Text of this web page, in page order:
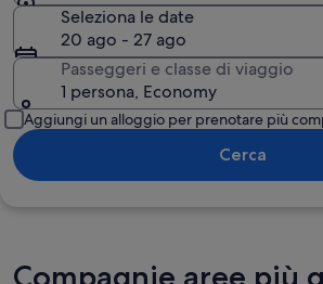
Seleziona le date
20 ago - 27 ago
Passeggeri e classe di viaggio
1 persona, Economy
Aggiungi un alloggio per prenotare più
Cerca
Compagnie aree più